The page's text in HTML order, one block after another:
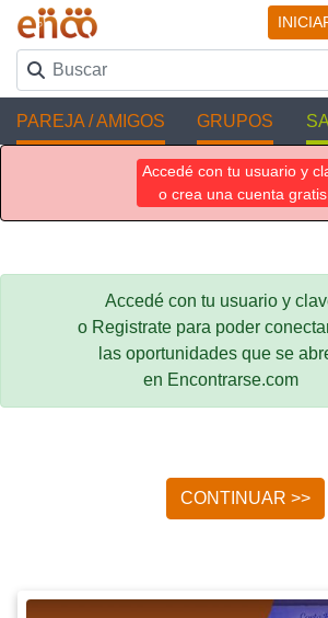
PAREJA / AMIGOS GRUPOS
Accedé con tu usuario y
o crea una cuenta gratis.
Accedé con tu usuario y
o Registrate para poder
las oportunidades que se
en Encontrarse.com
CONTINUAR >>